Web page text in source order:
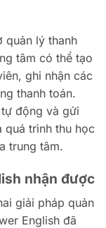
quản lý thanh
tâm có thể tạo
ghi nhận các
thanh toán.
động và gửi
quá trình thu học
trung tâm.
nhận được
giải pháp quản
English đã